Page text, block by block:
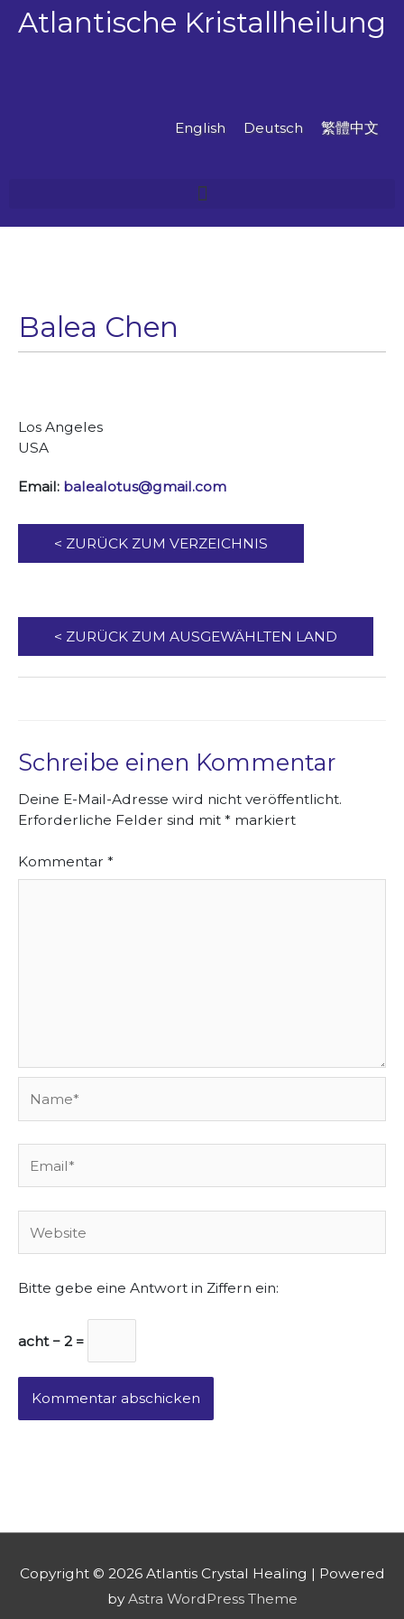
Zum
InhaltAtlantische Kristallheilung
English Deutsch 繁體中文
Balea Chen
Los Angeles
USA
Email: balealotus@gmail.com
< ZURÜCK ZUM VERZEICHNIS
< ZURÜCK ZUM AUSGEWÄHLTEN LAND
Schreibe einen Kommentar
Deine E-Mail-Adresse wird nicht veröffentlicht.
Erforderliche Felder sind mit * markiert
Kommentar *
Bitte gebe eine Antwort in Ziffern ein:
acht − 2 =
Copyright © 2026 Atlantis Crystal Healing | Powered
byAstra WordPress Theme